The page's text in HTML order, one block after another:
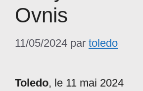
Ovnis
11/05/2024 par toledo
Toledo, le 11 mai 2024